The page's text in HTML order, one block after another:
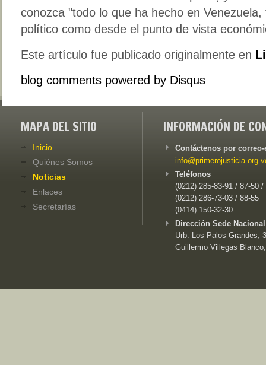
conozca "todo lo que ha hecho en
político como desde el punto de vista
Este artículo fue publicado originalmente en
blog comments powered by Disqus
MAPA DEL SITIO
Inicio
Quiénes Somos
Noticias
Enlaces
Secretarías
INFORMACIÓN DE
Contáctenos por
Teléfonos
(0212) 285-83-91 / 87-50 /
(0212) 286-73-03 / 88-55
(0414) 150-32-30
Dirección Sede
Urb. Los Palos Grandes,
Guillermo Villegas